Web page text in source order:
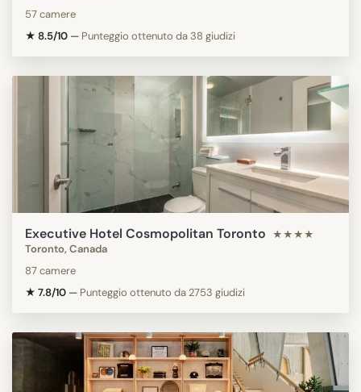
57 camere
★ 8.5/10 — Punteggio ottenuto da 38 giudizi
Executive Hotel Cosmopolitan Toronto ★★★★
Toronto, Canada
87 camere
★ 7.8/10 — Punteggio ottenuto da 2753 giudizi